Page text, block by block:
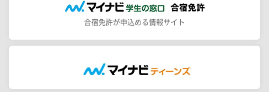
合宿免許が申込める情報サイト